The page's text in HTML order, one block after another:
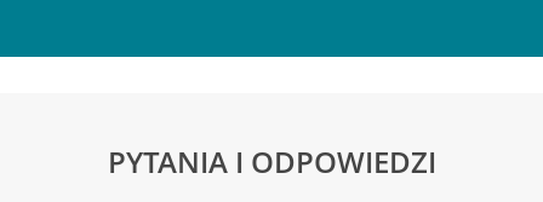
PYTANIA I ODPOWIEDZI